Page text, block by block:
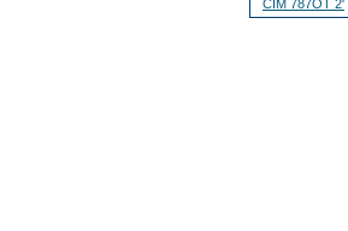
CIM 787OT 2'